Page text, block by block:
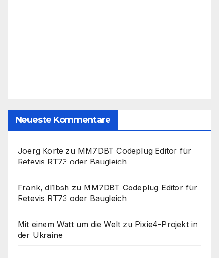
Neueste Kommentare
Joerg Korte zu MM7DBT Codeplug Editor für
Retevis RT73 oder Baugleich
Frank, dl1bsh zu MM7DBT Codeplug Editor für
Retevis RT73 oder Baugleich
Mit einem Watt um die Welt zu Pixie4-Projekt in
der Ukraine